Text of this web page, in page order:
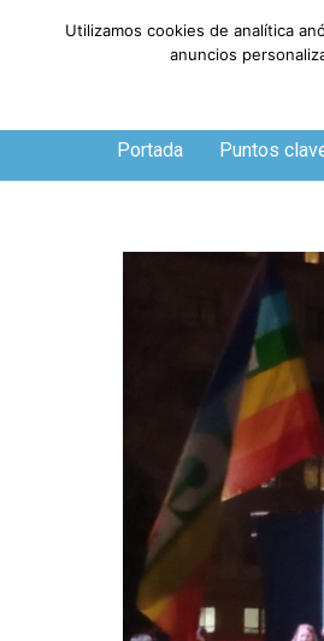
Sábado, 8 de agosto de 2026
Portada Puntos
Utilizamos cookies de analítica
anuncios